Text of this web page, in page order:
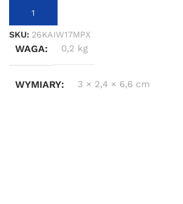
DODAJ DO KOSZYKA
SKU: 26KAIW17MPX
WAGA 0,2 kg
WYMIARY 3 × 2,4 × 6,6 cm